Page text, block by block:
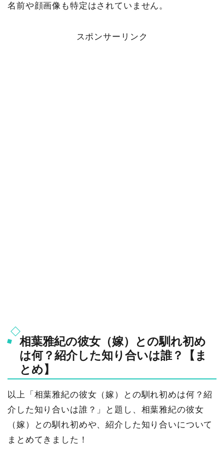
名前や顔画像も特定はされていません。
スポンサーリンク
相葉雅紀の彼女（嫁）との馴れ初め
は何？紹介した知り合いは誰？【ま
とめ】
以上「相葉雅紀の彼女（嫁）との馴れ初めは何？紹
介した知り合いは誰？」と題し、相葉雅紀の彼女
（嫁）との馴れ初めや、紹介した知り合いについて
まとめてきました！